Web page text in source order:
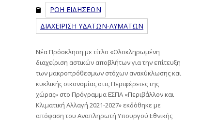
ΡΟΗ ΕΙΔΗΣΕΩΝ
ΔΙΑΧΕΙΡΙΣΗ ΥΔΑΤΩΝ-ΛΥΜΑΤΩΝ
Νέα Πρόσκληση με τίτλο «Ολοκληρωμένη
διαχείριση αστικών αποβλήτων για την επίτευξη
των μακροπρόθεσμων στόχων ανακύκλωσης και
κυκλικής οικονομίας στις Περιφέρειες της
χώρας» στο Πρόγραμμα ΕΣΠΑ «Περιβάλλον και
Κλιματική Αλλαγή 2021-2027» εκδόθηκε με
απόφαση του Αναπληρωτή Υπουργού Εθνικής